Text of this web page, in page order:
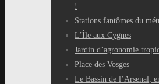
!
Stations fantômes du
L’Île aux Cygnes
Jardin d’agronomie
Place des Vosges
Le Bassin de l’Arsenal,